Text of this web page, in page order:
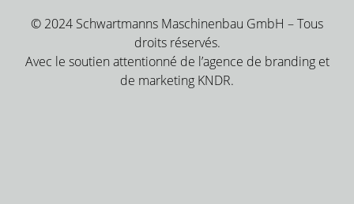
© 2024 Schwartmanns Maschinenbau GmbH – Tous
droits réservés.
Avec le soutien attentionné de l’agence de branding et
de marketing KNDR.